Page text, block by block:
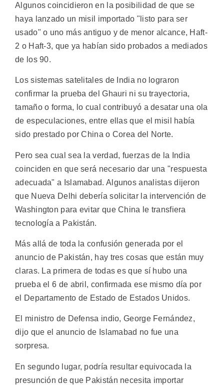
Algunos coincidieron en la posibilidad de que se
haya lanzado un misil importado "listo para ser
usado" o uno más antiguo y de menor alcance, Haft-
2 o Haft-3, que ya habían sido probados a mediados
de los 90.
Los sistemas satelitales de India no lograron
confirmar la prueba del Ghauri ni su trayectoria,
tamaño o forma, lo cual contribuyó a desatar una ola
de especulaciones, entre ellas que el misil había
sido prestado por China o Corea del Norte.
Pero sea cual sea la verdad, fuerzas de la India
coinciden en que será necesario dar una "respuesta
adecuada" a Islamabad. Algunos analistas dijeron
que Nueva Delhi debería solicitar la intervención de
Washington para evitar que China le transfiera
tecnología a Pakistán.
Más allá de toda la confusión generada por el
anuncio de Pakistán, hay tres cosas que están muy
claras. La primera de todas es que sí hubo una
prueba el 6 de abril, confirmada ese mismo día por
el Departamento de Estado de Estados Unidos.
El ministro de Defensa indio, George Fernández,
dijo que el anuncio de Islamabad no fue una
sorpresa.
En segundo lugar, podría resultar equivocada la
presunción de que Pakistán necesita importar